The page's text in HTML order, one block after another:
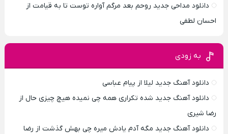
دانلود مداحی جدید روحم بعد مرگم آواره توست تا به قیامت از
احسان لطفی
به زودی
دانلود آهنگ جدید لیلا از پیام عباسی
دانلود آهنگ جدید شده تکراری همه چی نمیده هیچ چیزی حال از
رضا شیری
دانلود آهنگ جدید مگه آدم یادش میره چی بهش گذشت از رضا